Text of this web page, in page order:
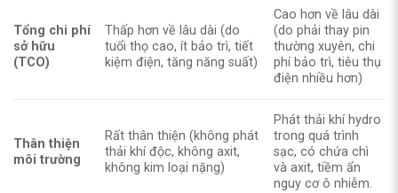
Tổng chi phí
sở hữu
(TCO)
Thấp hơn về lâu dài (do
tuổi thọ cao, ít bảo trì, tiết
kiệm điện, tăng năng suất)
Cao hơn về lâu dài
(do phải thay pin
thường xuyên, chi
phí bảo trì, tiêu thụ
điện nhiều hơn)
Thân thiện
môi trường
Rất thân thiện (không phát
thải khí độc, không axit,
không kim loại nặng)
Phát thải khí hydro
trong quá trình
sạc, có chứa chì
và axit, tiềm ẩn
nguy cơ ô nhiễm.